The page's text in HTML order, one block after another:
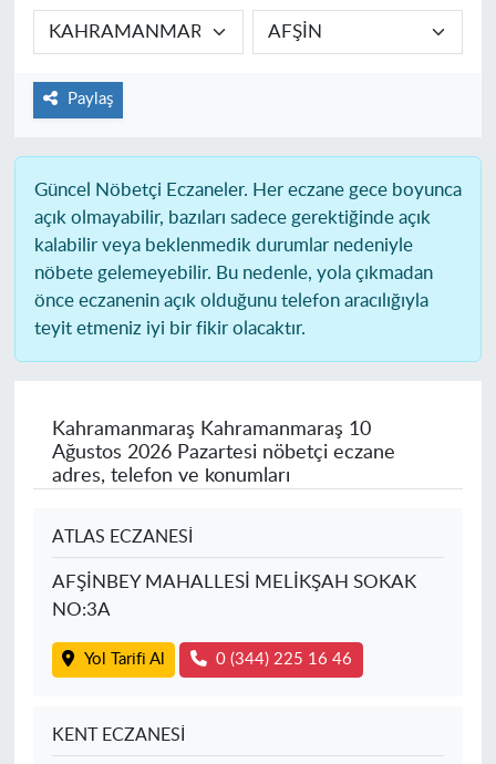
Paylaş
Güncel Nöbetçi Eczaneler. Her eczane gece boyunca
açık olmayabilir, bazıları sadece gerektiğinde açık
kalabilir veya beklenmedik durumlar nedeniyle
nöbete gelemeyebilir. Bu nedenle, yola çıkmadan
önce eczanenin açık olduğunu telefon aracılığıyla
teyit etmeniz iyi bir fikir olacaktır.
Kahramanmaraş Kahramanmaraş 10
Ağustos 2026 Pazartesi nöbetçi eczane
adres, telefon ve konumları
ATLAS ECZANESİ
AFŞİNBEY MAHALLESİ MELİKŞAH SOKAK
NO:3A
Yol Tarifi Al 0 (344) 225 16 46
KENT ECZANESİ